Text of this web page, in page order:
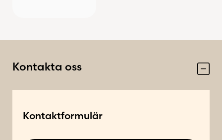
Kontakta oss
L
a
Kontaktformulär